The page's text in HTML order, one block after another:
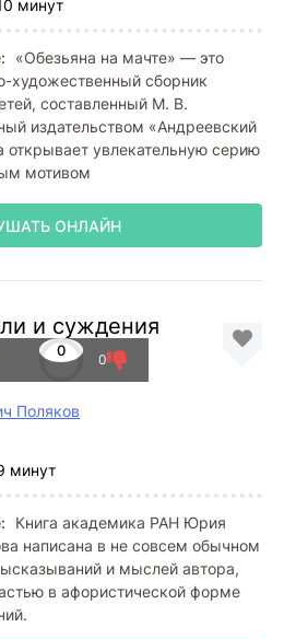
минут
«Обезьяна на мачте» — это
художественный сборник
составленный М. В.
издательством «Андреевский
открывает увлекательную серию
мотивом
ОНЛАЙН
и суждения
0
0
Поляков
минут
Книга академика РАН Юрия
написана в не совсем обычном
и мыслей автора,
в афористической форме